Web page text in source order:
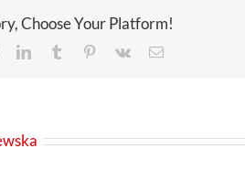
Choose Your Platform!
LinkedInTumblr Pinterest
Vk Email